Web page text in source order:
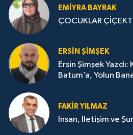
EMIYRA BAYRAK
ÇOCUKLAR
ERSIN ŞIMŞEK
Ersin Şimşek
Batum’a, Yolun
FAKIR YILMAZ
İnsan, İletişim ve